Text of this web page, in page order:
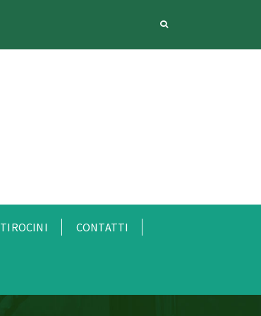
TIROCINI CONTATTI